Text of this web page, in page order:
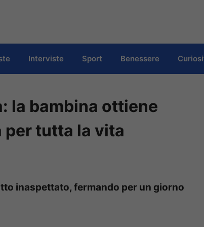
Interviste Sport Benessere
la bambina ottiene
per tutta la vita
inaspettato, fermando per un giorno